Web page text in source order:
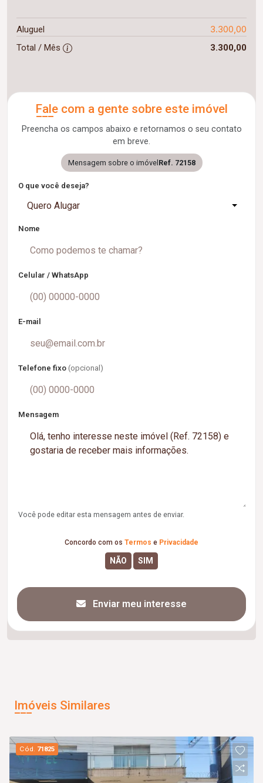
Aluguel 3.300,00
Total / Mês 3.300,00
Fale com a gente sobre este imóvel
Preencha os campos abaixo e retornamos o seu contato
em breve.
Mensagem sobre o imóvel Ref. 72158
O que você deseja?
Quero Alugar
Nome
Celular / WhatsApp
E-mail
Telefone fixo (opcional)
Mensagem
Você pode editar esta mensagem antes de enviar.
Concordo com os Termos e Privacidade
Enviar meu interesse
Imóveis Similares
Cód. 71825